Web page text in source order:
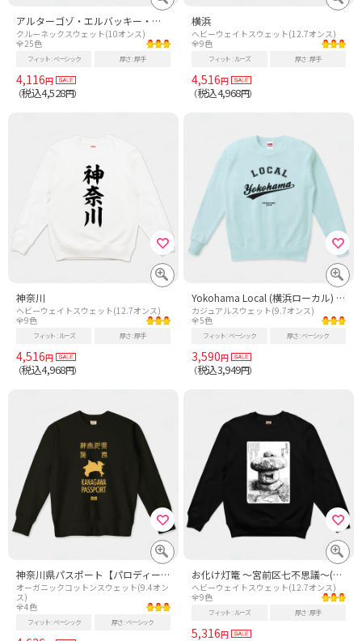
アルターゴゾ・エルバッキー・ムニューダー(エルバッキー) 妖怪・UMAシリーズ010
クルーネックスウェット(10オンス)
全25色
フィット ベーシック 厚さ 厚手
4,116円
（税込4,528円）
横浜
ヘビーウェイトスウェット(12.7オンス)
全9色
フィット ルーズ 厚さ 厚手
4,516円
（税込4,968円）
神奈川
ヘビーウェイトスウェット(12.7オンス)
全9色
フィット ルーズ 厚さ 厚手
4,516円
（税込4,968円）
Yokohama Local (横浜ローカル) 故郷 - 黒
カジュアルスウェット(9.7オンス)
全5色
フィット ベーシック 厚さ ベーシック
3,590円
（税込3,949円）
神奈川県パスポート【パロディー商品】
オーガニックコットンスウェット(9.4オン
ス)
全4色
フィット ベーシック 厚さ ベーシック
お化け灯篭 ～宮前区七不思議～(白地Ver)
ヘビーウェイトスウェット(12.7オンス)
全9色
フィット ルーズ 厚さ 厚手
5,316円